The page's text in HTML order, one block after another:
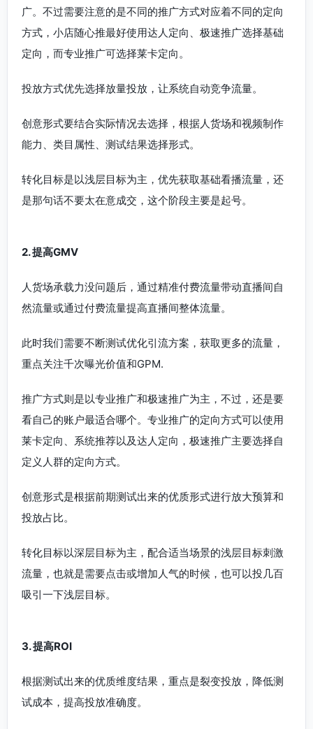
广。不过需要注意的是不同的推广方式对应着不同的定向
方式，小店随心推最好使用达人定向、极速推广选择基础
定向，而专业推广可选择莱卡定向。
投放方式优先选择放量投放，让系统自动竞争流量。
创意形式要结合实际情况去选择，根据人货场和视频制作
能力、类目属性、测试结果选择形式。
转化目标是以浅层目标为主，优先获取基础看播流量，还
是那句话不要太在意成交，这个阶段主要是起号。
2. 提高GMV
人货场承载力没问题后，通过精准付费流量带动直播间自
然流量或通过付费流量提高直播间整体流量。
此时我们需要不断测试优化引流方案，获取更多的流量，
重点关注千次曝光价值和GPM.
推广方式则是以专业推广和极速推广为主，不过，还是要
看自己的账户最适合哪个。专业推广的定向方式可以使用
莱卡定向、系统推荐以及达人定向，极速推广主要选择自
定义人群的定向方式。
创意形式是根据前期测试出来的优质形式进行放大预算和
投放占比。
转化目标以深层目标为主，配合适当场景的浅层目标刺激
流量，也就是需要点击或增加人气的时候，也可以投几百
吸引一下浅层目标。
3. 提高ROI
根据测试出来的优质维度结果，重点是裂变投放，降低测
试成本，提高投放准确度。